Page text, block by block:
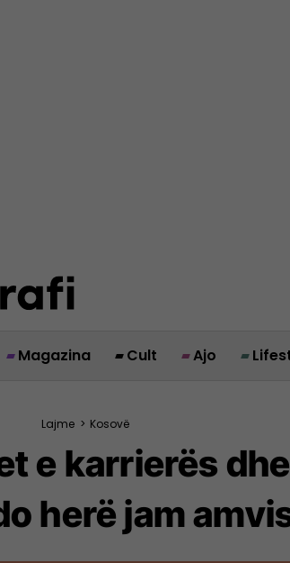
Magazina Cult Ajo
Lajme > Kosovë
e karrierës
herë jam